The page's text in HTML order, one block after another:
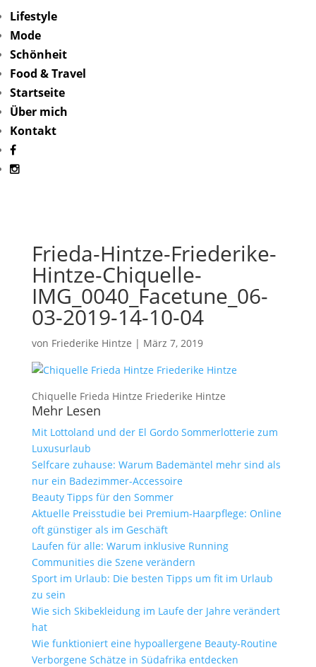
Lifestyle
Mode
Schönheit
Food & Travel
Startseite
Über mich
Kontakt
Frieda-Hintze-Friederike-
Hintze-Chiquelle-
IMG_0040_Facetune_06-
03-2019-14-10-04
von Friederike Hintze | März 7, 2019
Chiquelle Frieda Hintze Friederike Hintze
Mehr Lesen
Mit Lottoland und der El Gordo Sommerlotterie zum
Luxusurlaub
Selfcare zuhause: Warum Bademäntel mehr sind als
nur ein Badezimmer-Accessoire
Beauty Tipps für den Sommer
Aktuelle Preisstudie bei Premium-Haarpflege: Online
oft günstiger als im Geschäft
Laufen für alle: Warum inklusive Running
Communities die Szene verändern
Sport im Urlaub: Die besten Tipps um fit im Urlaub
zu sein
Wie sich Skibekleidung im Laufe der Jahre verändert
hat
Wie funktioniert eine hypoallergene Beauty-Routine
Verborgene Schätze in Südafrika entdecken